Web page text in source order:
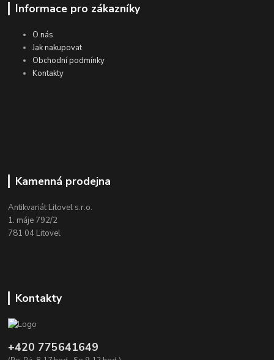
Informace pro zákazníky
O nás
Jak nakupovat
Obchodní podmínky
Kontakty
Kamenná prodejna
Antikvariát Litovel s.r.o.
1. máje 792/2
781 04 Litovel
Kontakty
+420 775641649